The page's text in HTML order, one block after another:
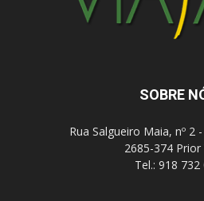
SOBRE
Rua Salgueiro Maia, nº 2
2685-374 Prior
Tel.: 918 732